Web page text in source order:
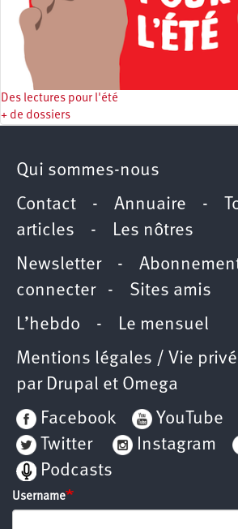
Des lectures pour l'été
+ de dossiers
Qui sommes-nous
Contact - Annuaire -
articles - Les nôtres
Newsletter-
connecter- Sites amis
L’hebdo - Le mensuel
Mentions légales / Vie
par Drupal et Omega
Facebook
YouTube
Twitter
Instagram
Podcasts
Username